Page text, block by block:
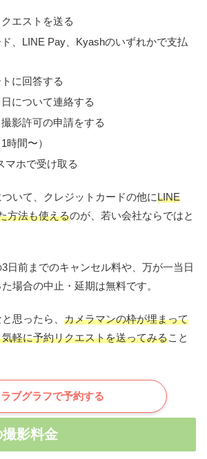
エストを送る
、LINE Pay、Kyashのいずれかで支払
に回答する
について連絡する
撮影許可の申請をする
時間〜）
マホで受け取る
いて、クレジットカードの他にLINE
方法も使えるのが、若い会社ならではと
日前までのキャンセル料や、万が一当日
場合の中止・延期は無料です。
思ったら、 カメラマンの枠が埋まって
軽に予約リクエストを送ってみること
ラブグラフで予約する
影料金